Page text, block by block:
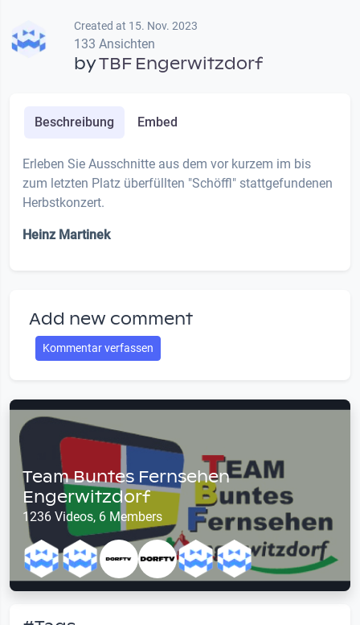
Created at 15. Nov. 2023
133 Ansichten
byTBF Engerwitzdorf
Beschreibung Embed
Erleben Sie Ausschnitte aus dem vor kurzem im bis
zum letzten Platz überfüllten "Schöffl" stattgefundenen
Herbstkonzert.
Heinz Martinek
Add new comment
Kommentar verfassen
Team Buntes Fernsehen
Engerwitzdorf
1236 Videos, 6 Members